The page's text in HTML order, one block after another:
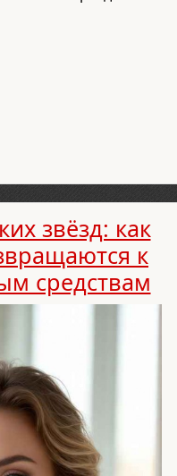
звёзд: как
к
средствам